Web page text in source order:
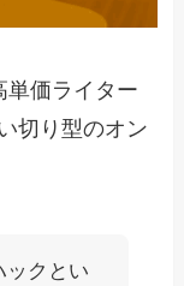
単価ライター
切り型のオン
ックとい